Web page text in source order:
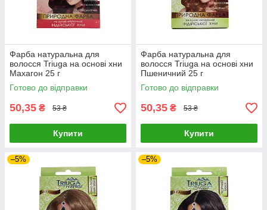
Фарба натуральна для
волосся Triuga на основі хни
Махагон 25 г
Готово до відправки
50,35 ₴ 53 ₴
Купити
Фарба натуральна для
волосся Triuga на основі хни
Пшеничний 25 г
Готово до відправки
50,35 ₴ 53 ₴
Купити
–5% –5%